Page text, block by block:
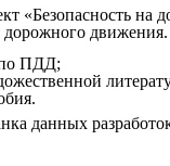
«Безопасность на
движения.
по ПДД;
данных